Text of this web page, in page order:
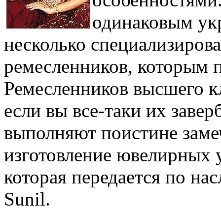
одинаковым
несколько
ремесленников, которым
Ремесленников высшего
если вы все-таки их
выполняют поистине
изготовление
которая передается по
Sunil.